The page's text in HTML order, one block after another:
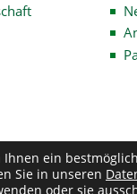
Ihnen ein
Sie in unseren
oder sie